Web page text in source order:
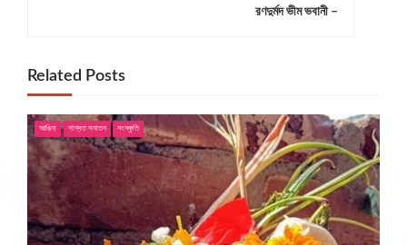
v
i
g
a
t
রণদুর্মদ ভীম ভবানী –
Related Posts
আঙিনা শাশ্বত সনাতন সংস্কৃতি